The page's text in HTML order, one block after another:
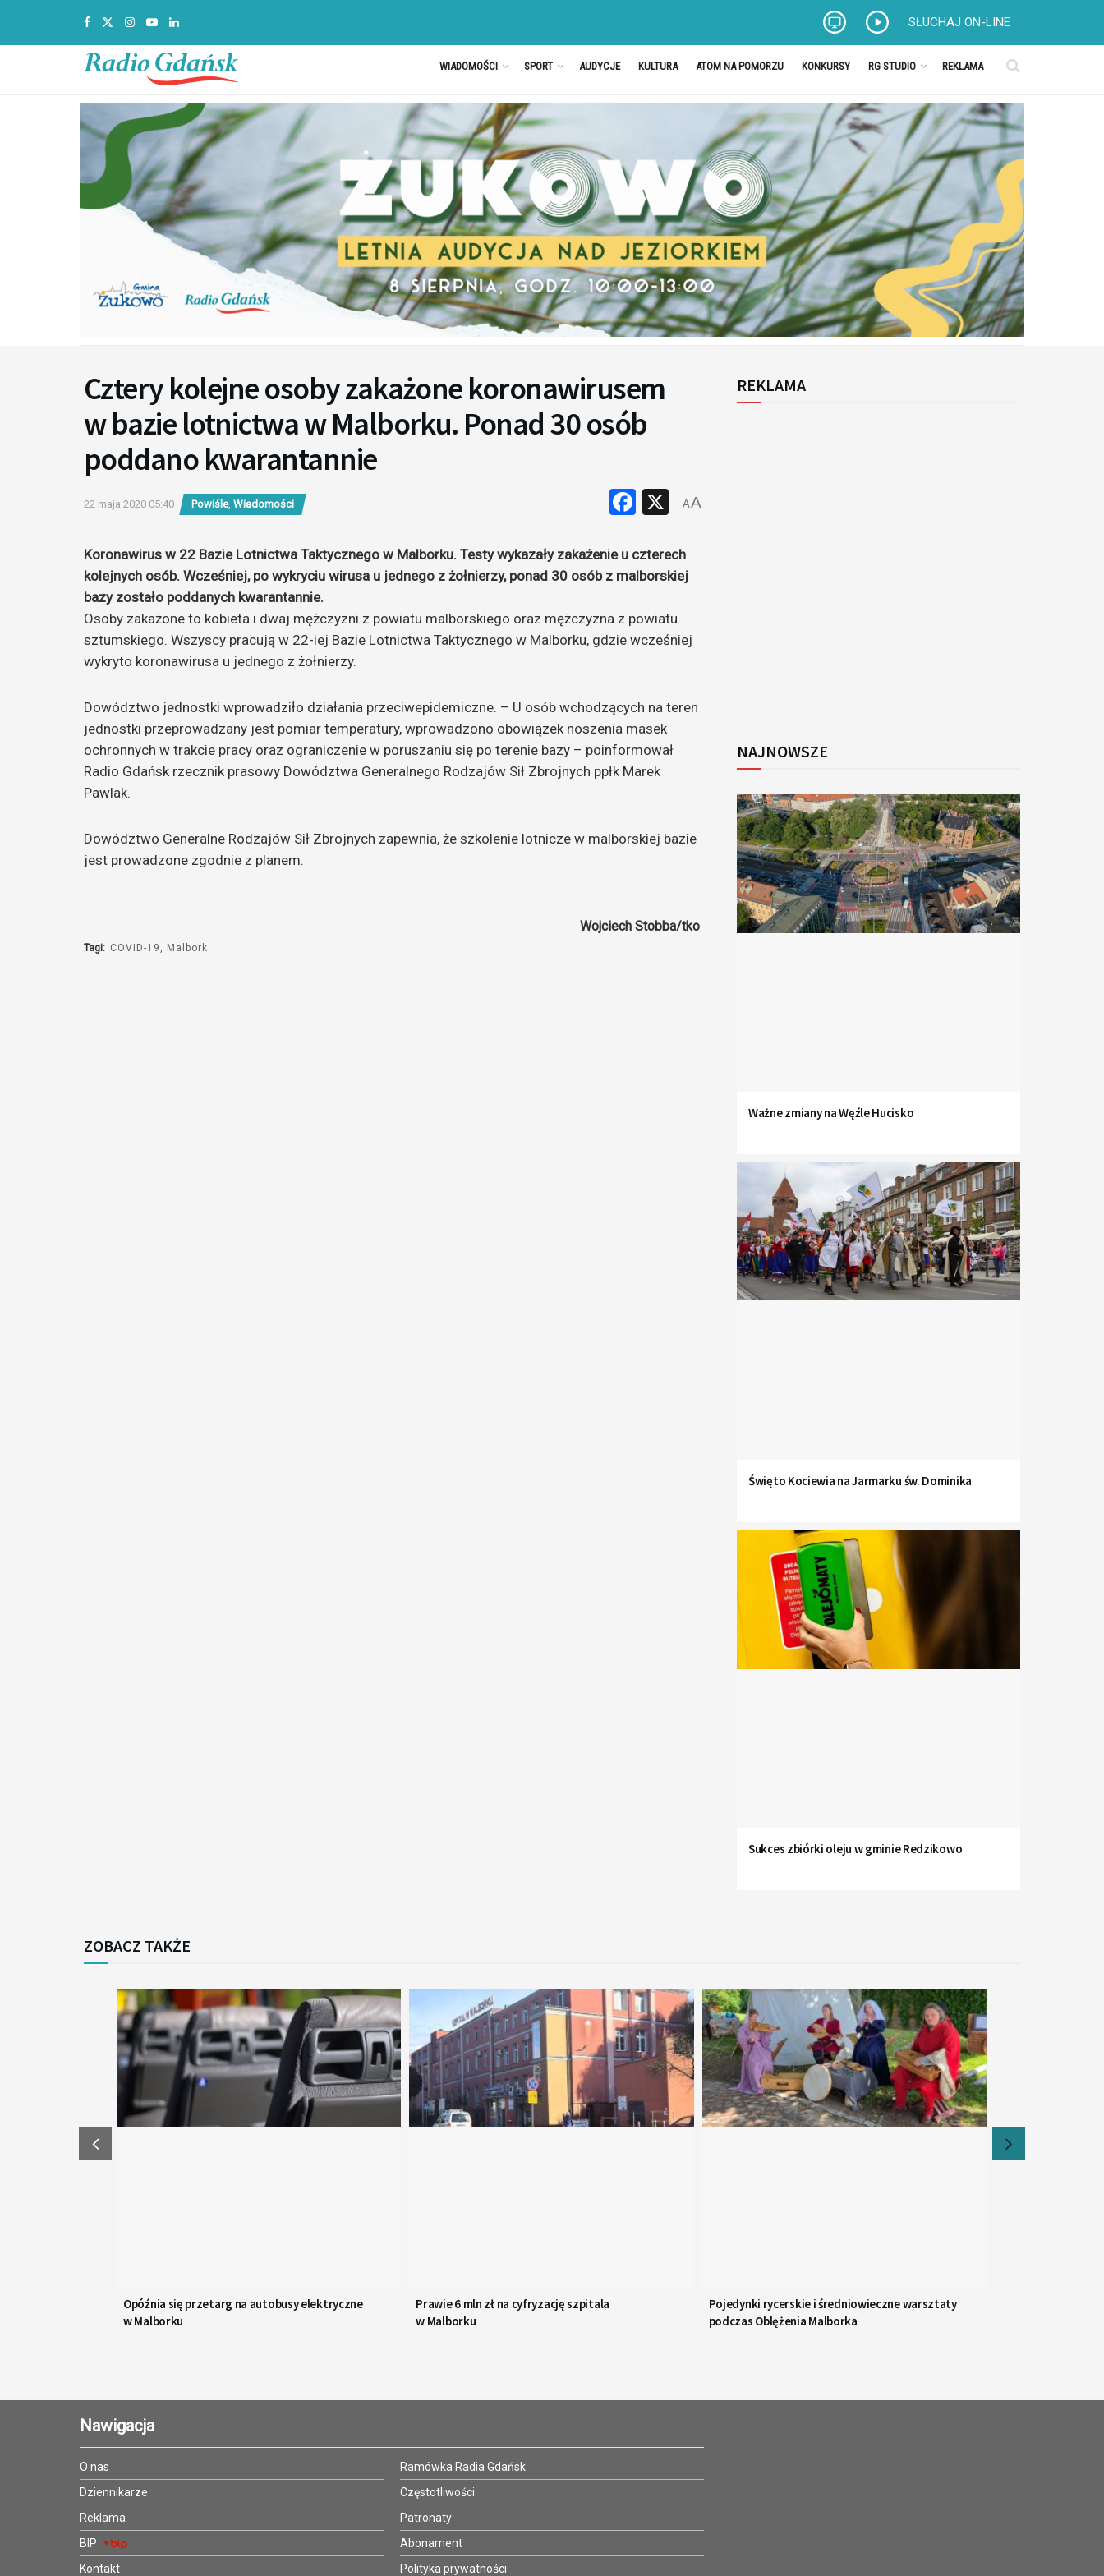
SŁUCHAJ ON-LINE
WIADOMOŚCI SPORT AUDYCJE KULTURA ATOM NA POMORZU KONKURSY RG STUDIO REKLAMA
Cztery kolejne osoby zakażone koronawirusem
w bazie lotnictwa w Malborku. Ponad 30 osób
poddano kwarantannie
22 maja 2020 05:40 Powiśle, Wiadomości Facebook
X
AA
Koronawirus w 22 Bazie Lotnictwa Taktycznego w Malborku. Testy wykazały zakażenie u czterech
kolejnych osób. Wcześniej, po wykryciu wirusa u jednego z żołnierzy, ponad 30 osób z malborskiej
bazy zostało poddanych kwarantannie.
Osoby zakażone to kobieta i dwaj mężczyzni z powiatu malborskiego oraz mężczyzna z powiatu
sztumskiego. Wszyscy pracują w 22-iej Bazie Lotnictwa Taktycznego w Malborku, gdzie wcześniej
wykryto koronawirusa u jednego z żołnierzy.
Dowództwo jednostki wprowadziło działania przeciwepidemiczne. – U osób wchodzących na teren
jednostki przeprowadzany jest pomiar temperatury, wprowadzono obowiązek noszenia masek
ochronnych w trakcie pracy oraz ograniczenie w poruszaniu się po terenie bazy – poinformował
Radio Gdańsk rzecznik prasowy Dowództwa Generalnego Rodzajów Sił Zbrojnych ppłk Marek
Pawlak.
Dowództwo Generalne Rodzajów Sił Zbrojnych zapewnia, że szkolenie lotnicze w malborskiej bazie
jest prowadzone zgodnie z planem.
Wojciech Stobba/tko
Tagi: COVID-19 Malbork
REKLAMA
NAJNOWSZE
Ważne zmiany na Węźle Hucisko
Święto Kociewia na Jarmarku św. Dominika
Sukces zbiórki oleju w gminie Redzikowo
ZOBACZ TAKŻE
Opóźnia się przetarg na autobusy elektryczne
w Malborku
Prawie 6 mln zł na cyfryzację szpitala
w Malborku
Pojedynki rycerskie i średniowieczne warsztaty
podczas Oblężenia Malborka
Nawigacja
O nas
Dziennikarze
Reklama
BIP
Kontakt
Ramówka Radia Gdańsk
Częstotliwości
Patronaty
Abonament
Polityka prywatności